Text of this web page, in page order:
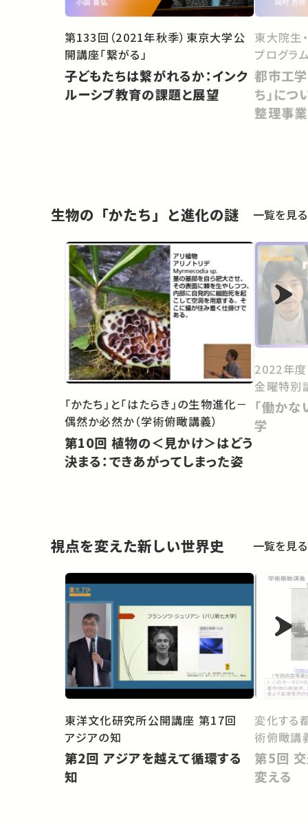
第133回（2021年秋季）東京大学公
開講座「繋がる」
子どもたちは繋がれるか：インク
ルーシブ教育の課題と展望
東大院生
プログラ
都市工
ち」につ
整理事業
生物の「かたち」と進化の謎 一覧を見る
「かたち」と「はたらき」の生物進化－
偶然か必然か（学術俯瞰講義）
第10回 植物の＜見かけ＞はどう
決まる：できあがってしまった姿
2022年度
金曜特別
「働か
学
視点を変えた新しい世界史 一覧を見る
東洋文化研究所公開講座 第17回
アジアの知
第2回 アジアを越えて循環する
知
変化する
術俯瞰講
第5回 交通の技術が都市の形を
変える